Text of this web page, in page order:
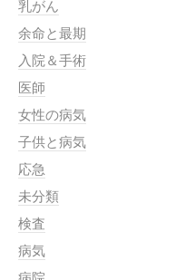
乳がん
余命と最期
入院＆手術
医師
女性の病気
子供と病気
応急
未分類
検査
病気